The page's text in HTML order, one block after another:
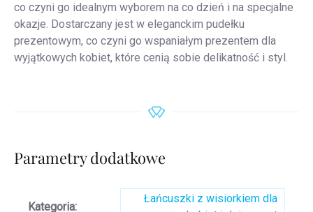
co czyni go idealnym wyborem na co dzień i na specjalne
okazje. Dostarczany jest w eleganckim pudełku
prezentowym, co czyni go wspaniałym prezentem dla
wyjątkowych kobiet, które cenią sobie delikatność i styl.
Parametry dodatkowe
Kategoria:
Łańcuszki z wisiorkiem dla